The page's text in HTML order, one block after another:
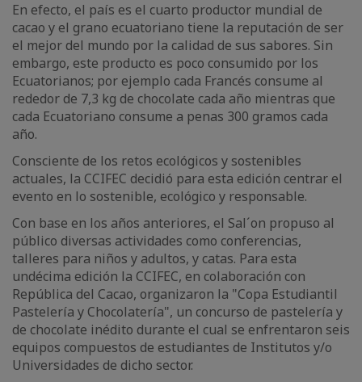
En efecto, el país es el cuarto productor mundial de
cacao y el grano ecuatoriano tiene la reputación de ser
el mejor del mundo por la calidad de sus sabores. Sin
embargo, este producto es poco consumido por los
Ecuatorianos; por ejemplo cada Francés consume al
rededor de 7,3 kg de chocolate cada año mientras que
cada Ecuatoriano consume a penas 300 gramos cada
año.
Consciente de los retos ecológicos y sostenibles
actuales, la CCIFEC decidió para esta edición centrar el
evento en lo sostenible, ecológico y responsable.
Con base en los años anteriores, el Sal´on propuso al
público diversas actividades como conferencias,
talleres para niños y adultos, y catas. Para esta
undécima edición la CCIFEC, en colaboración con
República del Cacao, organizaron la "Copa Estudiantil
Pastelería y Chocolatería", un concurso de pastelería y
de chocolate inédito durante el cual se enfrentaron seis
equipos compuestos de estudiantes de Institutos y/o
Universidades de dicho sector.